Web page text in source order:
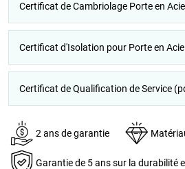
Certificat de Cambriolage Porte en
Certificat d'Isolation pour Porte en
Certificat de Qualification de Service
2 ans de garantie
Garantie de 5 ans sur la durabilité